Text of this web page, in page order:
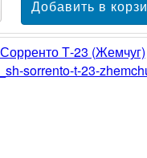
Сорренто Т-23 (Жемчуг)